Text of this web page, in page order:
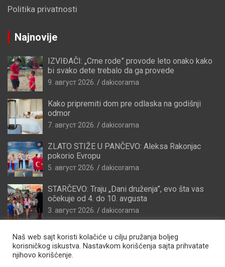
Politika privatnosti
Najnovije
IZVIĐAČI: „Crne rode” provode leto onako kako
bi svako dete trebalo da ga provede
9. август 2026. dakicorama
Kako pripremiti dom pre odlaska na godišnji
odmor
7. август 2026. dakicorama
ZLATO STIŽE U PANČEVO: Aleksa Rakonjac
pokorio Evropu
5. август 2026. dakicorama
STARČEVO: Traju „Dani druženja”, evo šta vas
očekuje od 4. do 10. avgusta
3. август 2026. dakicorama
Naš web sajt koristi kolačiće u cilju pružanja boljeg
korisničkog iskustva. Nastavkom korišćenja sajta prihvatate
njihovo korišćenje.